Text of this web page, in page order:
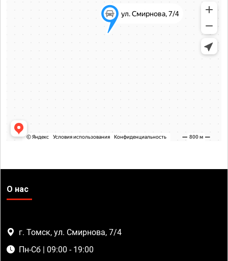
О нас
г. Томск, ул. Смирнова, 7/4
Пн-Сб | 09:00 - 19:00